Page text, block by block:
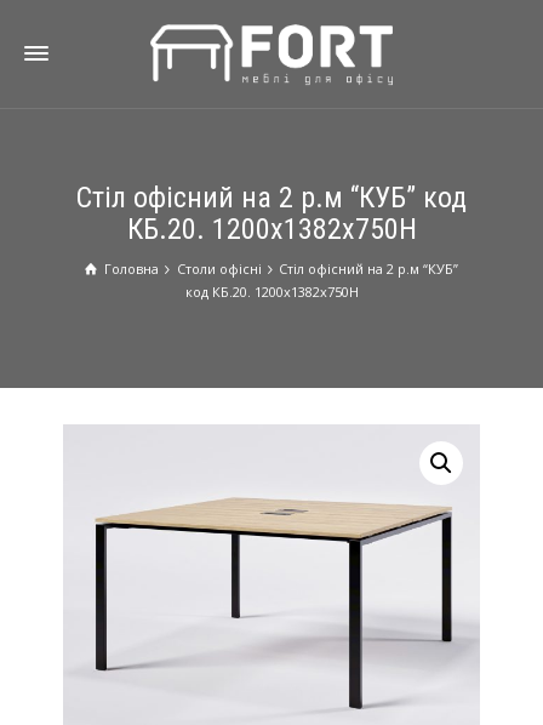
Стіл офісний на 2 р.м “КУБ” код
КБ.20. 1200х1382х750Н
Головна Столи oфісні
Стіл офісний на 2 р.м “КУБ”
код КБ.20. 1200х1382х750Н